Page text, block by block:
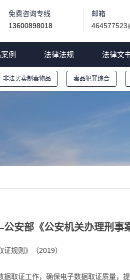
免费咨询专线
13600898018
邮箱
例 法律法规 法律文
非法买卖制毒物品 毒品犯罪综合
安部《公安机关办理刑事
规则》（2019）
据取证工作，确保电子数据取证质量，